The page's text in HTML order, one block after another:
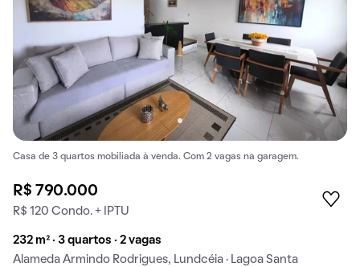
Casa de 3 quartos mobiliada à venda. Com 2 vagas na garagem.
R$ 790.000
R$ 120 Condo. + IPTU
232 m² · 3 quartos · 2 vagas
Alameda Armindo Rodrigues, Lundcéia · Lagoa Santa